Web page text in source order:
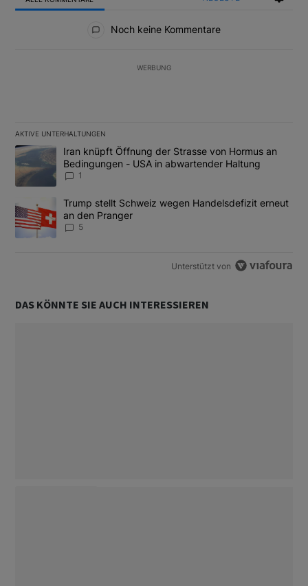
Noch keine Kommentare
WERBUNG
AKTIVE UNTERHALTUNGEN
Das Folgende ist eine Liste der am meisten kommentierten
Ein Trendartikel mit dem Titel "Iran knüpft Öffnung der Strasse
Iran knüpft Öffnung der Strasse von Hormus an
Bedingungen - USA in abwartender Haltung
1
Ein Trendartikel mit dem Titel "Trump stellt Schweiz wegen
Trump stellt Schweiz wegen Handelsdefizit erneut
an den Pranger
5
Unterstützt von
DAS KÖNNTE SIE AUCH INTERESSIEREN